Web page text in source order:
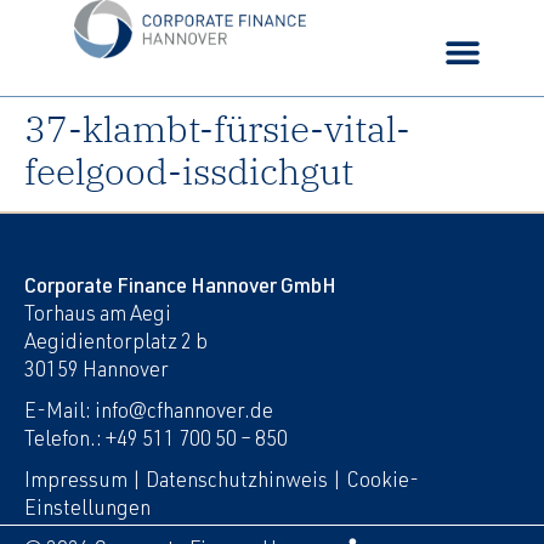
37-klambt-fürsie-vital-
feelgood-issdichgut
Corporate Finance Hannover GmbH
Torhaus am Aegi
Aegidientorplatz 2 b
30159 Hannover
E-Mail: info@cfhannover.de
Telefon.: +49 511 700 50 – 850
Impressum
Datenschutzhinweis
Cookie-
Einstellungen